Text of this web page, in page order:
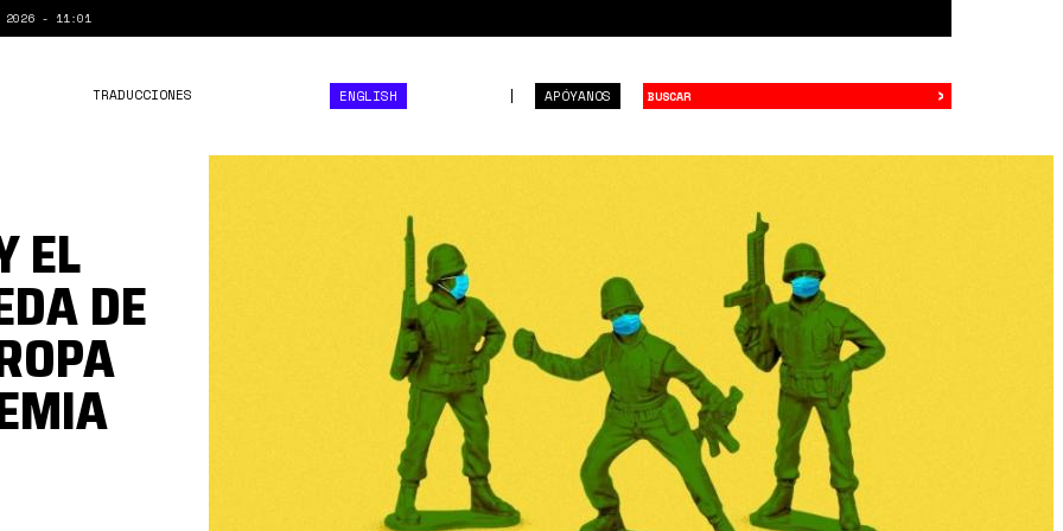
- 11:01
APÓYANOS
TRADUCCIONES ENGLISH ›
EL
DE